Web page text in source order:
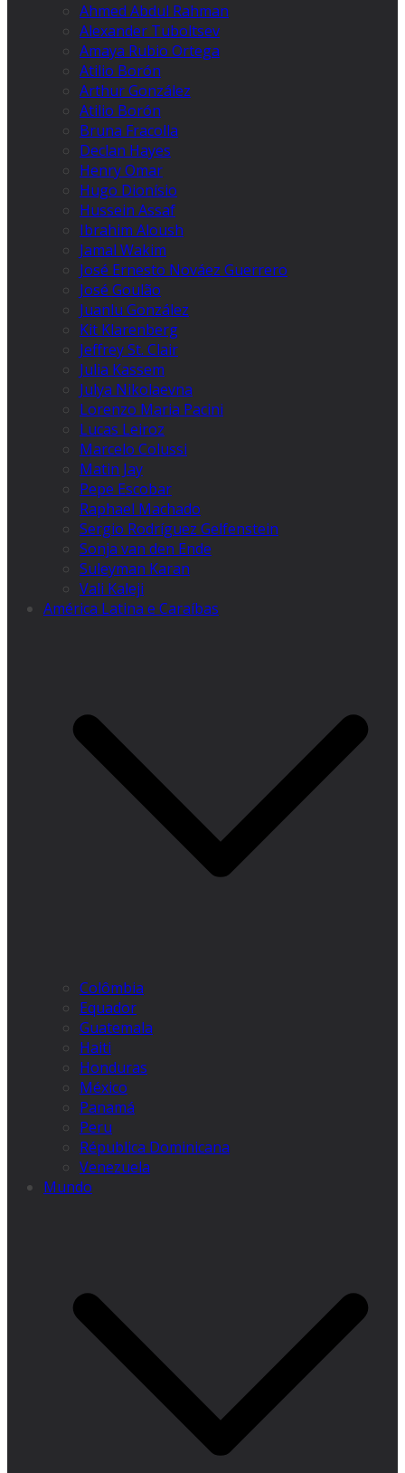
Ahmed Abdul Rahman
Alexander Tuboltsev
Amaya Rubio Ortega
Atilio Borón
Arthur González
Atilio Borón
Bruna Fracolla
Declan Hayes
Henry Omar
Hugo Dionísio
Hussein Assaf
Ibrahim Aloush
Jamal Wakim
José Ernesto Nováez Guerrero
José Goulão
Juanlu González
Kit Klarenberg
Jeffrey St. Clair
Julia Kassem
Julya Nikolaevna
Lorenzo Maria Pacini
Lucas Leiroz
Marcelo Colussi
Matin Jay
Pepe Escobar
Raphael Machado
Sergio Rodríguez Gelfenstein
Sonja van den Ende
Suleyman Karan
Vali Kaleji
América Latina e Caraíbas
Colômbia
Equador
Guatemala
Haiti
Honduras
México
Panamá
Peru
Républica Dominicana
Venezuela
Mundo